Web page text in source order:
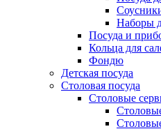
Наборы
Посуда и
Кольца для
Фондю
Детская посуда
Столовая посуда
Столовые